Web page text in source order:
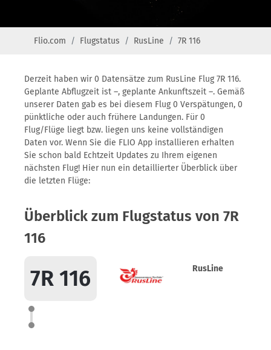
Flio.com Flugstatus RusLine 7R 116
Derzeit haben wir 0 Datensätze zum RusLine Flug 7R 116.
Geplante Abflugzeit ist –, geplante Ankunftszeit –. Gemäß
unserer Daten gab es bei diesem Flug 0 Verspätungen, 0
pünktliche oder auch frühere Landungen. Für 0
Flug/Flüge liegt bzw. liegen uns keine vollständigen
Daten vor. Wenn Sie die FLIO App installieren erhalten
Sie schon bald Echtzeit Updates zu Ihrem eigenen
nächsten Flug! Hier nun ein detaillierter Überblick über
die letzten Flüge:
Überblick zum Flugstatus von 7R
116
7R 116 RusLine